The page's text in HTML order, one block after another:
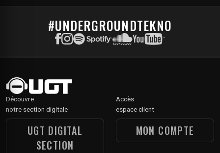
#UNDERGROUNDTEKNO
Découvre
notre section digitale
UGT DIGITAL
SECTION
Accès
espace client
MON COMPTE